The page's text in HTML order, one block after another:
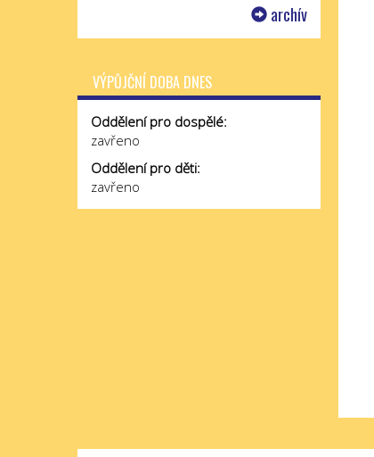
archív
VÝPŮJČNÍ DOBA DNES
Oddělení pro dospělé:
zavřeno
Oddělení pro děti:
zavřeno